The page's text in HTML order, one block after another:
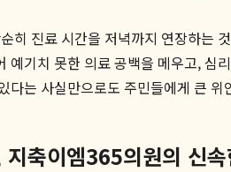
히 진료 시간을 저녁까지 연장하는
예기치 못한 의료 공백을 메우고,
다는 사실만으로도 주민들에게 큰
축이엠365의원의 신